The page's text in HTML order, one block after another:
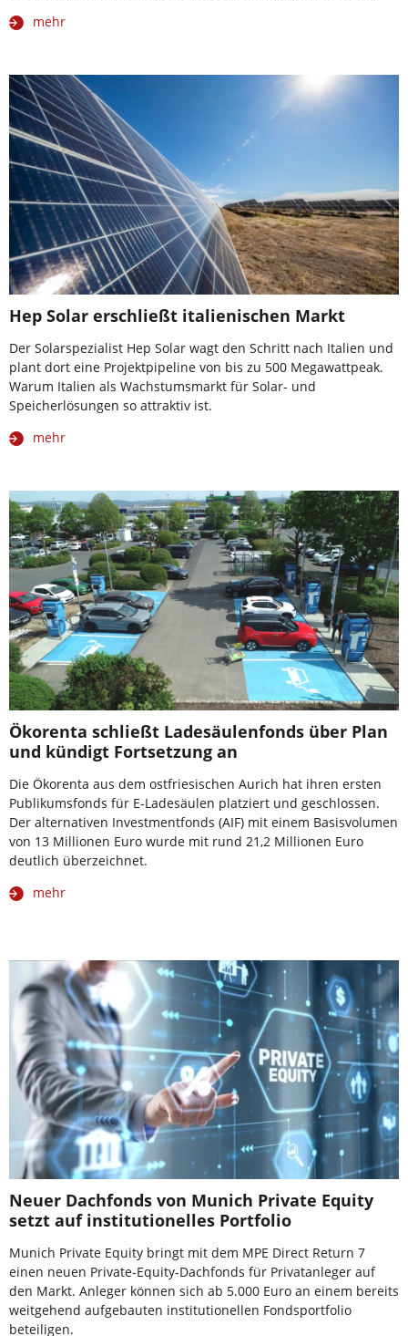
mehr
Hep Solar erschließt italienischen Markt
Der Solarspezialist Hep Solar wagt den Schritt nach Italien und
plant dort eine Projektpipeline von bis zu 500 Megawattpeak.
Warum Italien als Wachstumsmarkt für Solar- und
Speicherlösungen so attraktiv ist.
mehr
Ökorenta schließt Ladesäulenfonds über Plan
und kündigt Fortsetzung an
Die Ökorenta aus dem ostfriesischen Aurich hat ihren ersten
Publikumsfonds für E-Ladesäulen platziert und geschlossen.
Der alternativen Investmentfonds (AIF) mit einem Basisvolumen
von 13 Millionen Euro wurde mit rund 21,2 Millionen Euro
deutlich überzeichnet.
mehr
Neuer Dachfonds von Munich Private Equity
setzt auf institutionelles Portfolio
Munich Private Equity bringt mit dem MPE Direct Return 7
einen neuen Private-Equity-Dachfonds für Privatanleger auf
den Markt. Anleger können sich ab 5.000 Euro an einem bereits
weitgehend aufgebauten institutionellen Fondsportfolio
beteiligen.